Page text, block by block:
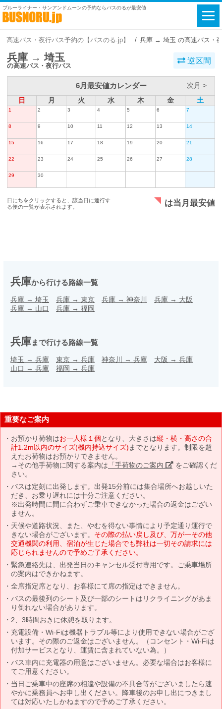
ブルーライナー・サンアンドムーンの予約ならバスのるが最安値
高速バス・夜行バス予約の【バスのる.jp】 兵庫 → 埼玉 の高速バス・
兵庫 → 埼玉
の高速バス・夜行バス
逆区間
6月最安値カレンダー
次月 >
日
月 火 水 木 金 土
1 2 3 4 5 6 7
8 9 10 11 12 13 14
15 16 17 18 19 20 21
22 23 24 25 26 27 28
29 30
日にちをクリックすると、該当日に運行す
る便の一覧が表示されます。
は当月最安値
兵庫から行ける路線一覧
兵庫 → 埼玉 兵庫 → 東京 兵庫 → 神奈川 兵庫 → 大阪
兵庫 → 山口 兵庫 → 福岡
兵庫まで行ける路線一覧
埼玉 → 兵庫 東京 → 兵庫 神奈川 → 兵庫 大阪 → 兵庫
山口 → 兵庫 福岡 → 兵庫
重要なご案内
お預かり荷物はお一人様１個となり、大きさは縦・横・高さの合
計1.2m以内のサイズ(機内持込サイズ) までとなります。制限を超
えたお荷物はお預かりできません。
→その他手荷物に関する案内は 「手荷物のご案内」 をご確認くだ
さい。
バスは定刻に出発します。出発15分前には集合場所へお越しいた
だき、お乗り遅れには十分ご注意ください。
※出発時間に間に合わずご乗車できなかった場合の返金はござい
ません。
天候や道路状況、また、やむを得ない事情により予定通り運行で
きない場合がございます。 その際の払い戻し及び、万が一その他
交通機関の利用、宿泊が生じた場合でも弊社は一切その請求には
応じられませんので予めご了承ください。
緊急連絡先は、出発当日のキャンセル受付専用です。ご乗車場所
の案内はできかねます。
全席指定席となり、お客様にて席の指定はできません。
バスの最後列のシート及び一部のシートはリクライニングがあま
り倒れない場合があります。
2、3時間おきに休憩を取ります。
充電設備・Wi-Fiは機器トラブル等により使用できない場合がござ
います。その際のご返金はございません。（コンセント・Wi-Fiは
付加サービスとなり、運賃に含まれていない為。）
バス車内に充電器の用意はございません。必要な場合はお客様に
てご用意ください。
当日ご乗車中の座席の相違や設備の不具合等がございましたら速
やかに乗務員へお申し出ください。降車後のお申し出につきまし
ては対応いたしかねますので予めご了承ください。